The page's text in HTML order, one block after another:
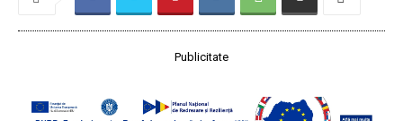
Publicitate